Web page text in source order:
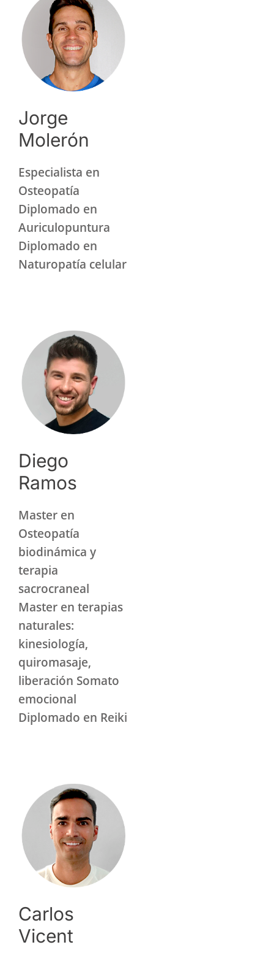
Jorge
Molerón
Especialista en
Osteopatía
Diplomado en
Auriculopuntura
Diplomado en
Naturopatía celular
Diego
Ramos
Master en
Osteopatía
biodinámica y
terapia
sacrocraneal
Master en terapias
naturales:
kinesiología,
quiromasaje,
liberación Somato
emocional
Diplomado en Reiki
Carlos
Vicent